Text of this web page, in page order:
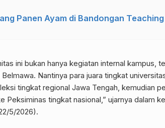
Panen Ayam di Bandongan
ini bukan hanya kegiatan internal kampus,
Belmawa. Nantinya para juara tingkat
tingkat regional Jawa Tengah, kemudian
Peksiminas tingkat nasional,” ujarnya dalam
5/2026).